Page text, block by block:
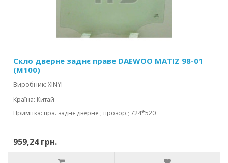
Скло дверне заднє праве DAEWOO MATIZ 98-01
(M100)
Виробник: XINYI
Країна: Китай
Примітка: пра. заднє дверне ; прозор.; 724*520
959,24 грн.